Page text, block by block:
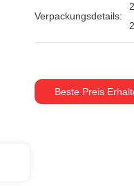
Verpackungsdetails:
Beste Preis